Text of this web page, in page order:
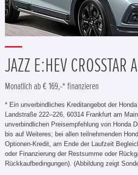
JAZZ E:HEV CROSSTAR
Monatlich ab € 169,-* finanzieren
* Ein unverbindliches Kreditangebot der
Landstraße 222–226, 60314 Frankfurt am
unverbindlichen Preisempfehlung von Honda
bis auf Weiteres; bei allen teilnehmenden
Optionen-Kredit, am Ende der Laufzeit
oder Finanzierung der Restsumme oder
Rückkaufbedingungen). (Abbildung zeigt